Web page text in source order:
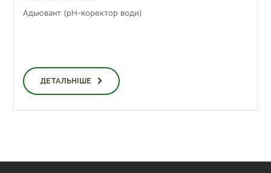
Адьювант (рН-коректор води)
ДЕТАЛЬНІШЕ